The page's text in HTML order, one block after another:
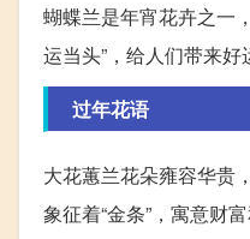
蝴蝶兰是年宵花卉之一
运当头”，给人们带来好
过年花语
大花蕙兰花朵雍容华贵
象征着“金条”，寓意财富